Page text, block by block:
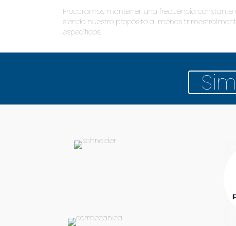
Procuramos mantener una frecuencia constante
siendo nuestro propósito al menos
específicos.